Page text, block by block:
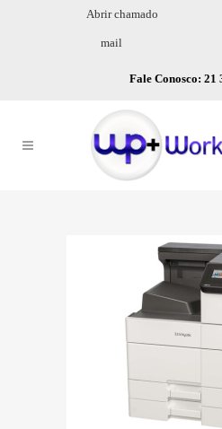
Abrir chamado
mail
Fale Conosco: 21